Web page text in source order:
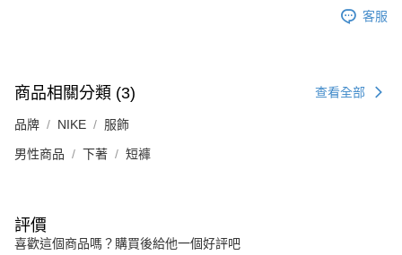
客服
商品相關分類 (3) 查看全部
品牌 NIKE 服飾
男性商品 下著 短褲
評價
喜歡這個商品嗎？購買後給他一個好評吧